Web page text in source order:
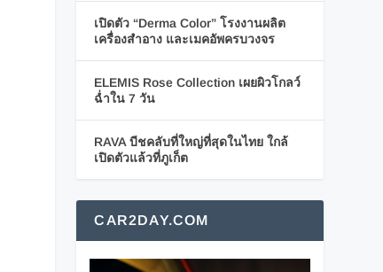
เปิดตัว “Derma Color” โรงงานผลิต
เครื่องสำอาง และเมคอัพครบวงจร
ELEMIS Rose Collection เผยผิวโกลว์
ฉ่ำใน 7 วัน
RAVA บีชคลับที่ใหญ่ที่สุดในไทย ใกล้
เปิดตัวแล้วที่ภูเก็ต
CAR2DAY.COM